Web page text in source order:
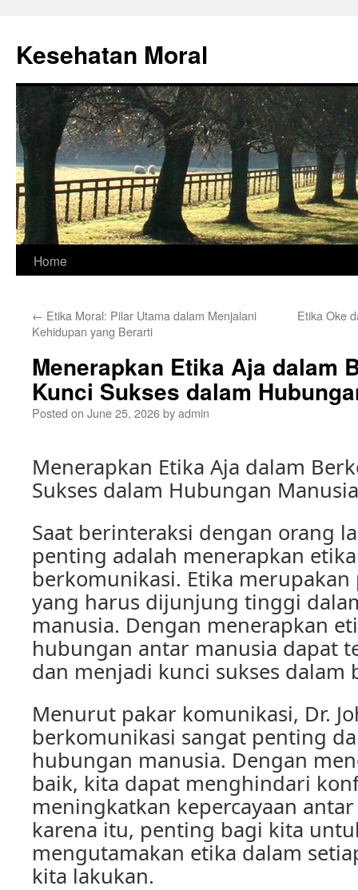
content
Kesehatan Moral
Home
← Etika Moral: Pilar Utama dalam Menjalani
Kehidupan yang Berarti
Etika Oke
Menerapkan Etika Aja dalam
Kunci Sukses dalam
Posted on June 25, 2026byadmin
Menerapkan Etika Aja dalam
Sukses dalam Hubungan Manusia
Saat berinteraksi dengan orang
penting adalah menerapkan
berkomunikasi. Etika
yang harus dijunjung tinggi
manusia. Dengan menerapkan
hubungan antar manusia dapat
dan menjadi kunci sukses dalam
Menurut pakar komunikasi, Dr.
berkomunikasi sangat penting
hubungan manusia. Dengan
baik, kita dapat menghindari
meningkatkan kepercayaan
karena itu, penting bagi kita
mengutamakan etika dalam
kita lakukan.